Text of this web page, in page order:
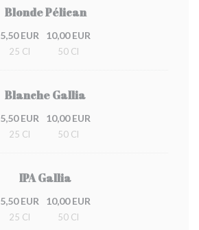
Blonde Pélican
5,50 EUR
25 Cl
10,00 EUR
50 Cl
Blanche Gallia
5,50 EUR
25 Cl
10,00 EUR
50 Cl
IPA Gallia
5,50 EUR
25 Cl
10,00 EUR
50 Cl